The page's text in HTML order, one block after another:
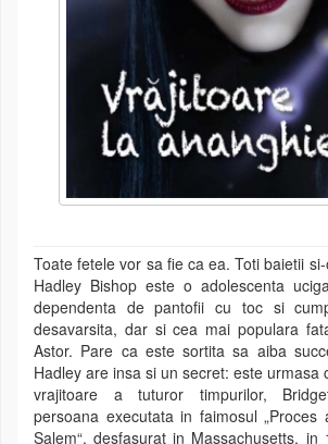
Toate fetele vor sa fie ca ea. Toti baietii
Hadley Bishop este o adolescenta
dependenta de pantofii cu toc si
desavarsita, dar si cea mai populara
Astor. Pare ca este sortita sa aiba
Hadley are insa si un secret: este urmasa
vrajitoare a tuturor timpurilor,
persoana executata in faimosul „Proces
Salem“, desfasurat in Massachusetts, in